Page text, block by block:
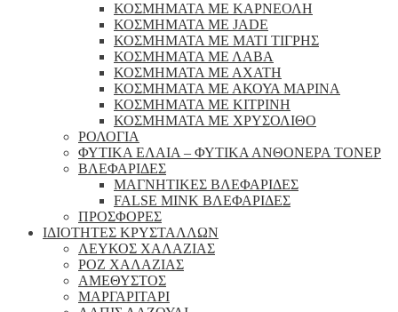
ΚΟΣΜΗΜΑΤΑ ΜΕ ΚΑΡΝΕΟΛΗ
ΚΟΣΜΗΜΑΤΑ ΜΕ JADE
ΚΟΣΜΗΜΑΤΑ ΜΕ ΜΑΤΙ ΤΙΓΡΗΣ
ΚΟΣΜΗΜΑΤΑ ΜΕ ΛΑΒΑ
ΚΟΣΜΗΜΑΤΑ ΜΕ ΑΧΑΤΗ
ΚΟΣΜΗΜΑΤΑ ΜΕ ΑΚΟΥΑ ΜΑΡΙΝΑ
ΚΟΣΜΗΜΑΤΑ ΜΕ ΚΙΤΡΙΝΗ
ΚΟΣΜΗΜΑΤΑ ΜΕ ΧΡΥΣΟΛΙΘΟ
ΡΟΛΟΓΙΑ
ΦΥΤΙΚΑ ΕΛΑΙΑ – ΦΥΤΙΚΑ ΑΝΘΟΝΕΡΑ ΤΟΝΕΡ
ΒΛΕΦΑΡΙΔΕΣ
ΜΑΓΝΗΤΙΚΕΣ ΒΛΕΦΑΡΙΔΕΣ
FALSE MINK ΒΛΕΦΑΡΙΔΕΣ
ΠΡΟΣΦΟΡΕΣ
ΙΔΙΟΤΗΤΕΣ ΚΡΥΣΤΑΛΛΩΝ
ΛΕΥΚΟΣ ΧΑΛΑΖΙΑΣ
ΡΟΖ ΧΑΛΑΖΙΑΣ
ΑΜΕΘΥΣΤΟΣ
ΜΑΡΓΑΡΙΤΑΡΙ